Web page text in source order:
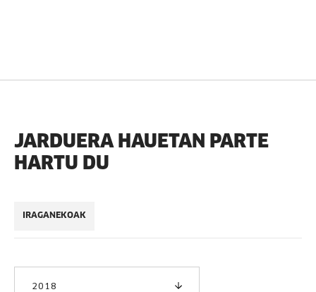
JARDUERA HAUETAN PARTE
HARTU DU
IRAGANEKOAK
2018